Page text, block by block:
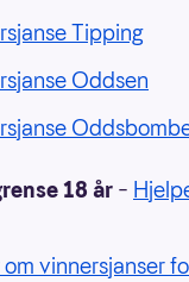
Tipping
Oddsen
18 år –
om vinnersjanser